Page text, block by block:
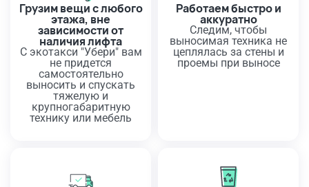
Грузим вещи с любого
этажа, вне
зависимости от
наличия лифта
С экотакси "Убери" вам
не придется
самостоятельно
выносить и спускать
тяжелую и
крупногабаритную
технику или мебель
Работаем быстро и
аккуратно
Следим, чтобы
выносимая техника не
цеплялась за стены и
проемы при выносе